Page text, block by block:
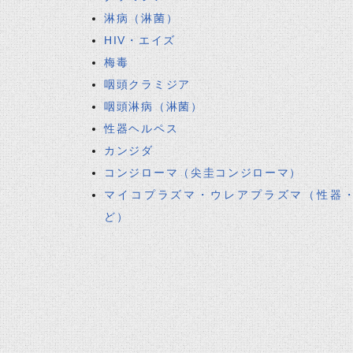
淋病（淋菌）
HIV・エイズ
梅毒
咽頭クラミジア
咽頭淋病（淋菌）
性器ヘルペス
カンジダ
コンジローマ（尖圭コンジローマ）
マイコプラズマ・ウレアプラズマ（性器
ど）